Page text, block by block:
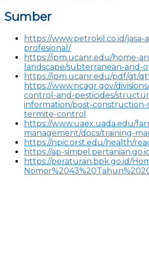
Sumber
https://www.petrokil.co.id/jasa-
profesional/
https://ipm.ucanr.edu/home-
landscape/subterranean-and-
https://ipm.ucanr.edu/pdf/qt/
https://www.ncagr.gov/
control-and-pesticides/
information/post-
termite-control
https://www.uaex.uada.edu/
management/docs/training-
https://npic.orst.edu/health/
https://ap-
https://peraturan.bpk.go.id/